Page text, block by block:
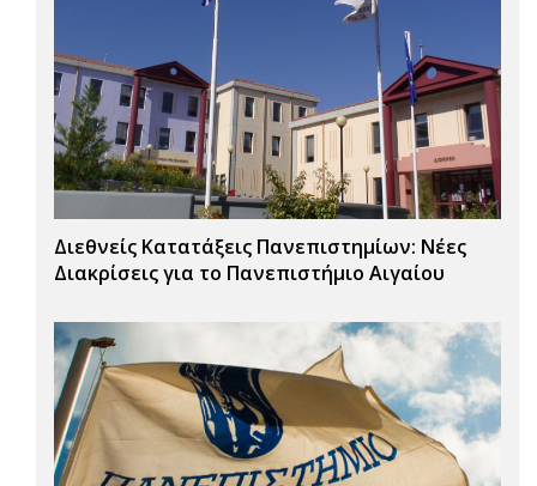
Διεθνείς Κατατάξεις Πανεπιστημίων: Νέες
Διακρίσεις για το Πανεπιστήμιο Αιγαίου